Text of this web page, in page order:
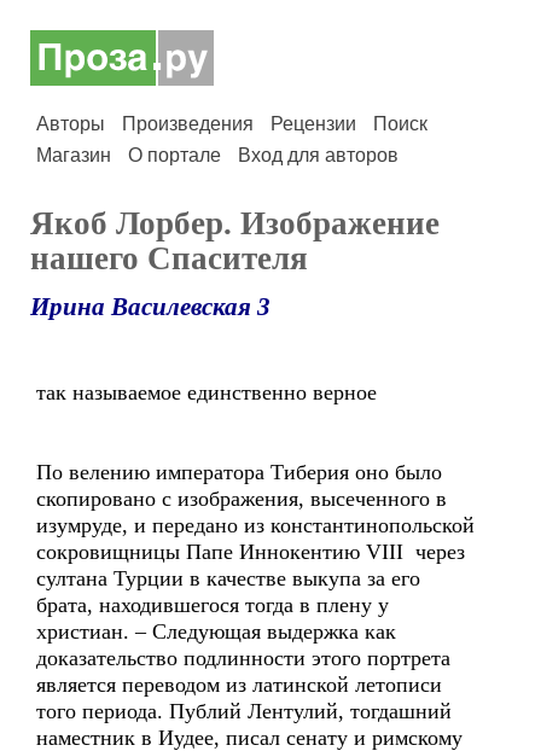
Авторы Произведения Рецензии
Поиск
Магазин
О портале Вход для авторов
Якоб Лорбер. Изображение
нашего Спасителя
Ирина Василевская 3
так называемое единственно верное
По велению императора Тиберия оно было
скопировано с изображения, высеченного в
изумруде, и передано из константинопольской
сокровищницы Папе Иннокентию VIII через
султана Турции в качестве выкупа за его
брата, находившегося тогда в плену у
христиан. – Следующая выдержка как
доказательство подлинности этого портрета
является переводом из латинской летописи
того периода. Публий Лентулий, тогдашний
наместник в Иудее, писал сенату и римскому